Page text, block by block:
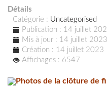
Détails
Catégorie : Uncategorised
Publication : 14 juillet
Mis à jour : 14 juillet 2023
Création : 14 juillet 2023
Affichages : 6547
Photos de la clôture de